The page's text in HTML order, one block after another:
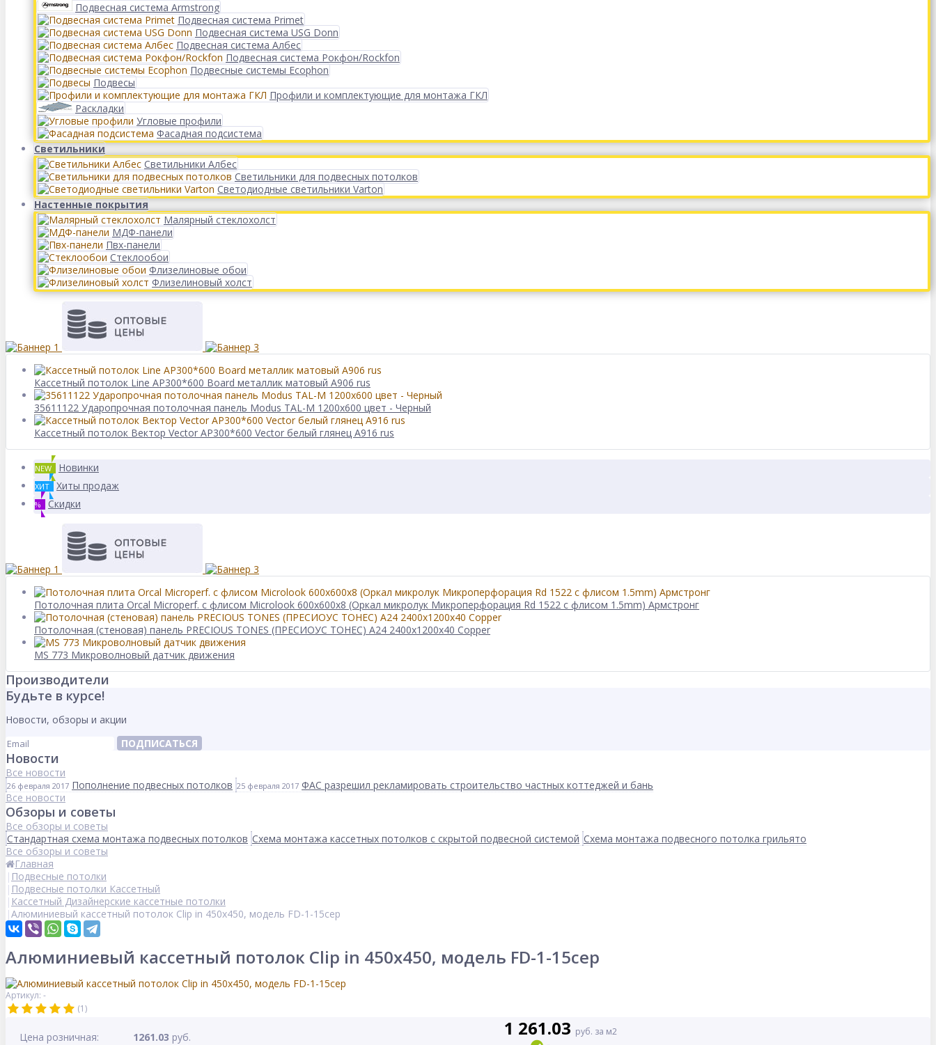
Подвесная система Armstrong
Подвесная система Primet
Подвесная система USG Donn
Подвесная система Албес
Подвесная система Рокфон/Rockfon
Подвесные системы Ecophon
Подвесы
Профили и комплектующие для монтажа ГКЛ
Раскладки
Угловые профили
Фасадная подсистема
Светильники
Светильники Албес
Светильники для подвесных потолков
Светодиодные светильники Varton
Настенные покрытия
Малярный стеклохолст
МДФ-панели
Пвх-панели
Стеклообои
Флизелиновые обои
Флизелиновый холст
Кассетный потолок Line AP300*600 Board металлик матовый А906 rus
35611122 Ударопрочная потолочная панель Modus TAL-M 1200x600 цвет - Черный
Кассетный потолок Вектор Vector AP300*600 Vector белый глянец А916 rus
NEW Новинки
ХИТ Хиты продаж
% Скидки
Потолочная плита Orcal Microperf. с флисом Microlook 600x600x8 (Оркал микролук Микроперфорация Rd 1522 с флисом 1.5mm) Армстронг
Потолочная (стеновая) панель PRECIOUS TONES (ПРЕCИОУС ТОНЕС) A24 2400x1200x40 Copper
MS 773 Микроволновый датчик движения
Производители
Будьте в курсе!
Новости, обзоры и акции
ПОДПИСАТЬСЯ
Новости
Все новости
26 февраля 2017 Пополнение подвесных потолков 25 февраля 2017 ФАС разрешил рекламировать строительство частных коттеджей и бань
Все новости
Обзоры и советы
Все обзоры и советы
Стандартная схема монтажа подвесных потолков Схема монтажа кассетных потолков с скрытой подвесной системой Схема монтажа подвесного потолка грильято
Все обзоры и советы
Главная
Подвесные потолки
Подвесные потолки Кассетный
Кассетный Дизайнерские кассетные потолки
Алюминиевый кассетный потолок Clip in 450х450, модель FD-1-15сер
Алюминиевый кассетный потолок Clip in 450х450, модель FD-1-15сер
Артикул: -
(1)
Цена розничная: 1261.03 руб.
1 261.03 руб. за м2